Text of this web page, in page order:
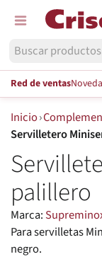
Red de ventas
Inicio›
palillero
Marca:
Para servilletas
negro.